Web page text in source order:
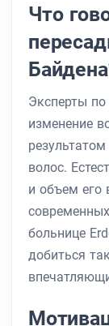
Что
Эксперты по
изменение
волос.
и объем его
больнице
добиться